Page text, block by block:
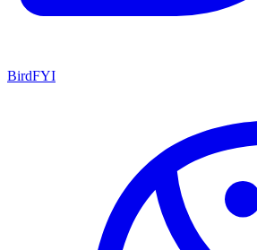
BirdFYI